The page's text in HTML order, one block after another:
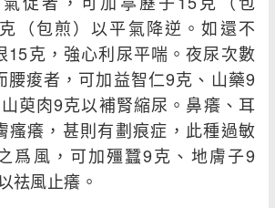
（包煎）以平氣降逆。如還不
15克，強心利尿平喘。夜尿次數
腰痠者，可加益智仁9克、山藥9
萸肉9克以補腎縮尿。鼻癢、耳
瘙癢，甚則有劃痕症，此種過敏
爲風，可加殭蠶9克、地膚子9
祛風止癢。